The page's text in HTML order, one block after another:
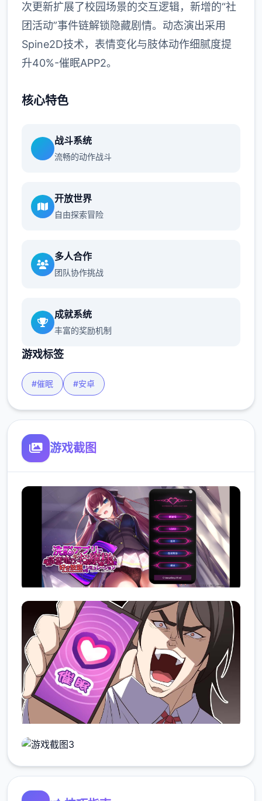
次更新扩展了校园场景的交互逻辑，新增的“社
团活动”事件链解锁隐藏剧情。动态演出采用
Spine2D技术，表情变化与肢体动作细腻度提
升40%-催眠APP2。
核心特色
战斗系统
流畅的动作战斗
开放世界
自由探索冒险
多人合作
团队协作挑战
成就系统
丰富的奖励机制
游戏标签
#催眠 #安卓
游戏截图